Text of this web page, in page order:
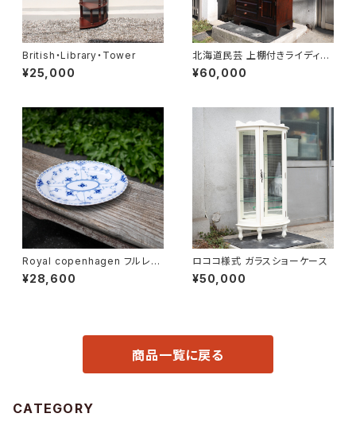
British・Library・Tower
¥25,000
北海道民芸 上棚付きライディン
グビューロー
¥60,000
Royal copenhagen フルレー
ス オーバルディッシュ
¥28,600
ロココ様式 ガラスショーケース
¥50,000
商品一覧に戻る
CATEGORY